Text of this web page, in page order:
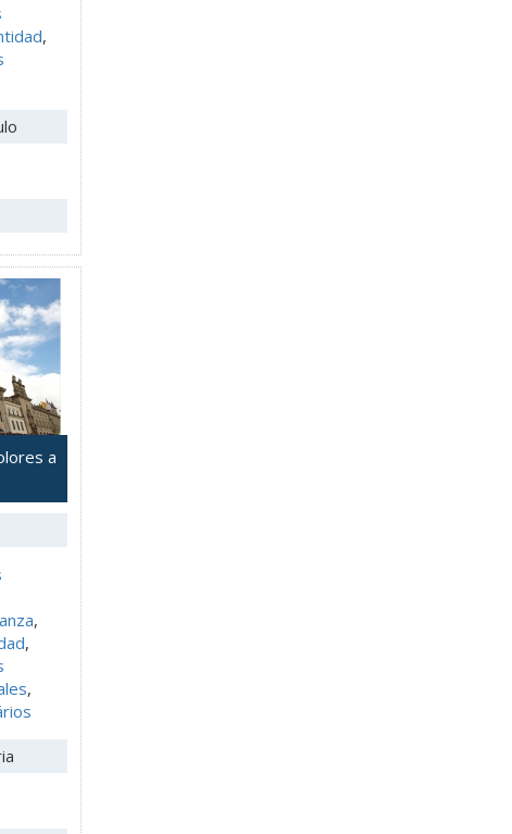
,
a
,
,
,